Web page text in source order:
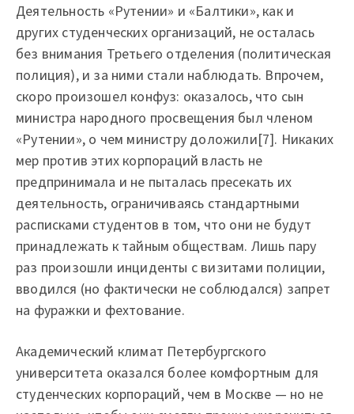
Деятельность «Рутении» и «Балтики», как и
других студенческих организаций, не осталась
без внимания Третьего отделения (политическая
полиция), и за ними стали наблюдать. Впрочем,
скоро произошел конфуз: оказалось, что сын
министра народного просвещения был членом
«Рутении», о чем министру доложили[7]. Никаких
мер против этих корпораций власть не
предпринимала и не пыталась пресекать их
деятельность, ограничиваясь стандартными
расписками студентов в том, что они не будут
принадлежать к тайным обществам. Лишь пару
раз произошли инциденты с визитами полиции,
вводился (но фактически не соблюдался) запрет
на фуражки и фехтование.
Академический климат Петербургского
университета оказался более комфортным для
студенческих корпораций, чем в Москве — но не